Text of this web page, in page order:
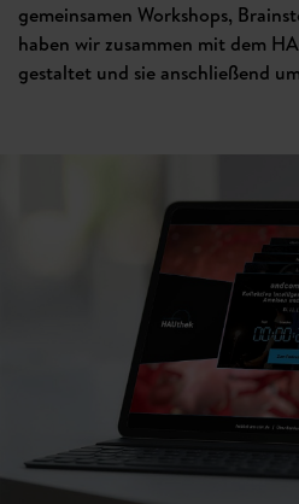
gemeinsamen Workshops,
haben wir zusammen mit dem
gestaltet und sie anschließend